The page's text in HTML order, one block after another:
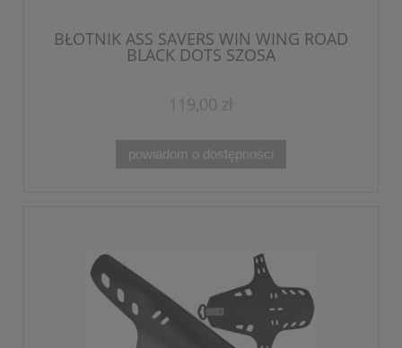
BŁOTNIK ASS SAVERS WIN WING ROAD
BLACK DOTS SZOSA
119,00 zł
powiadom o dostępności